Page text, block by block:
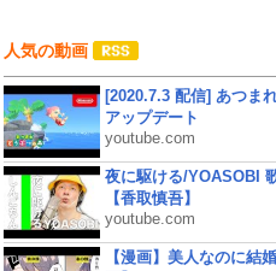
人気の動画
[2020.7.3 配信] あつま
アップデート
youtube.com
夜に駆ける/YOASOBI
【香取慎吾】
youtube.com
【漫画】美人なのに結